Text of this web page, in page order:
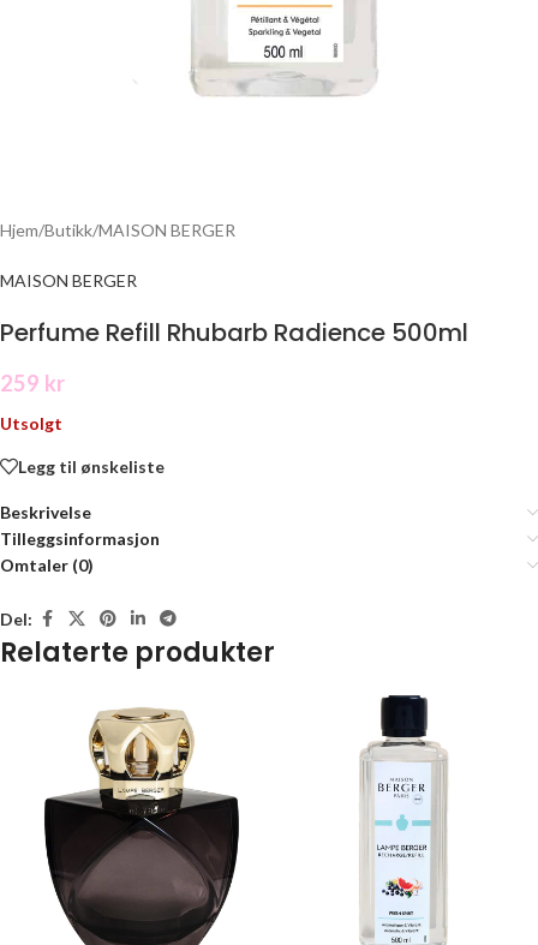
Hjem/Butikk/MAISON BERGER
MAISON BERGER
Perfume Refill Rhubarb Radience 500ml
259 kr
Utsolgt
Legg til ønskeliste
Beskrivelse
Tilleggsinformasjon
Omtaler (0)
Del:
Relaterte produkter